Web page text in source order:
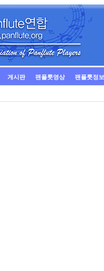
게시판 팬플룻영상 팬플룻정보